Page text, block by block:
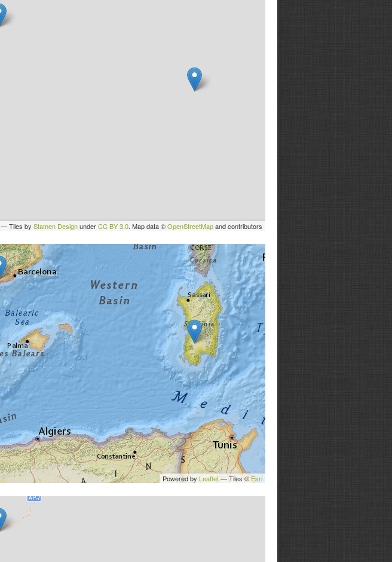
— Tiles by Stamen DesignunderCC BY 3.0. Map data ©OpenStreetMapand contributors
Powered by Leaflet— Tiles ©Esri